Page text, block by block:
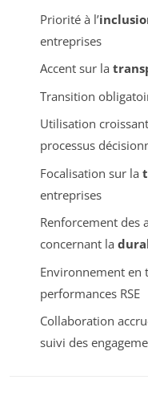
Priorité à l’
entreprises
Accent sur la
Transition
Utilisation
processus
Focalisation sur la
entreprises
Renforcement des
concernant la
Environnement en
performances RSE
Collaboration
suivi des